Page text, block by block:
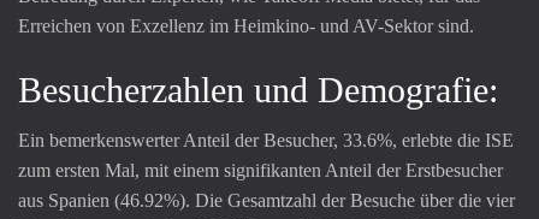
Erreichen von Exzellenz im Heimkino- und AV-Sektor sind.
Besucherzahlen und Demografie:
Ein bemerkenswerter Anteil der Besucher, 33.6%, erlebte die ISE
zum ersten Mal, mit einem signifikanten Anteil der Erstbesucher
aus Spanien (46.92%). Die Gesamtzahl der Besuche über die vier